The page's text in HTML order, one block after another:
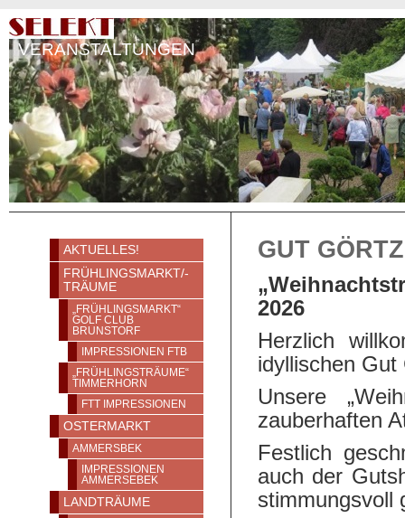
VERANSTALTUNGEN
AKTUELLES!
FRÜHLINGSMARKT/-
TRÄUME
„FRÜHLINGSMARKT“
GOLF CLUB
BRUNSTORF
IMPRESSIONEN FTB
„FRÜHLINGSTRÄUME“
TIMMERHORN
FTT IMPRESSIONEN
OSTERMARKT
AMMERSBEK
IMPRESSIONEN
AMMERSEBEK
LANDTRÄUME
GUT
2026
Herzlich
idyllischen Gut
Unsere
zauberhaften
Festlich
auch der
stimmungsvoll